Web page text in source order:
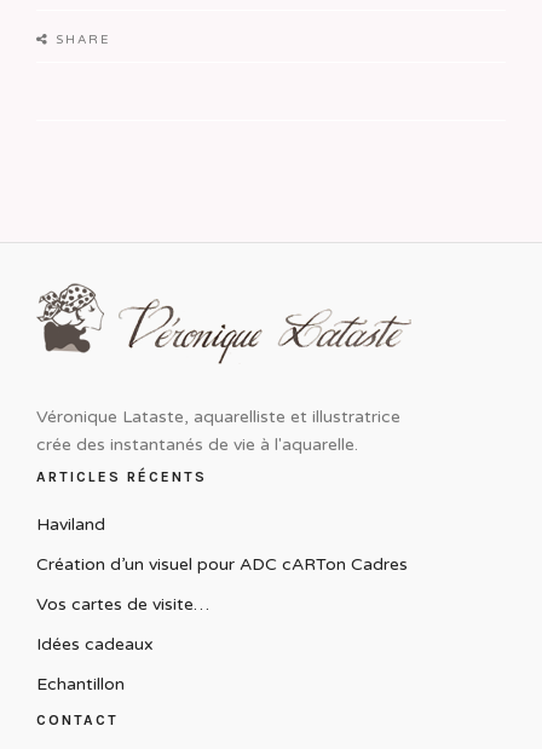
SHARE
Véronique Lataste, aquarelliste et illustratrice
crée des instantanés de vie à l'aquarelle.
ARTICLES RÉCENTS
Haviland
Création d’un visuel pour ADC cARTon Cadres
Vos cartes de visite…
Idées cadeaux
Echantillon
CONTACT